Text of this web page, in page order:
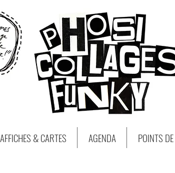
AFFICHES & CARTES AGENDA POINTS